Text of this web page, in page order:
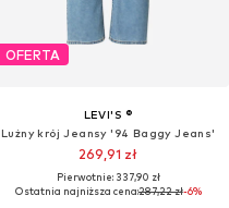
OFERTA
LEVI'S ®
Lużny krój Jeansy '94 Baggy Jeans'
269,91 zł
Pierwotnie: 337,90 zł
Ostatnia najniższa cena:287,22 zł-6%